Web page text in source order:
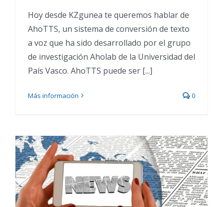
Hoy desde KZgunea te queremos hablar de
AhoTTS, un sistema de conversión de texto
a voz que ha sido desarrollado por el grupo
de investigación Aholab de la Universidad del
País Vasco. AhoTTS puede ser [...]
Más información 0
Mantente informado con
las mejores Apps de